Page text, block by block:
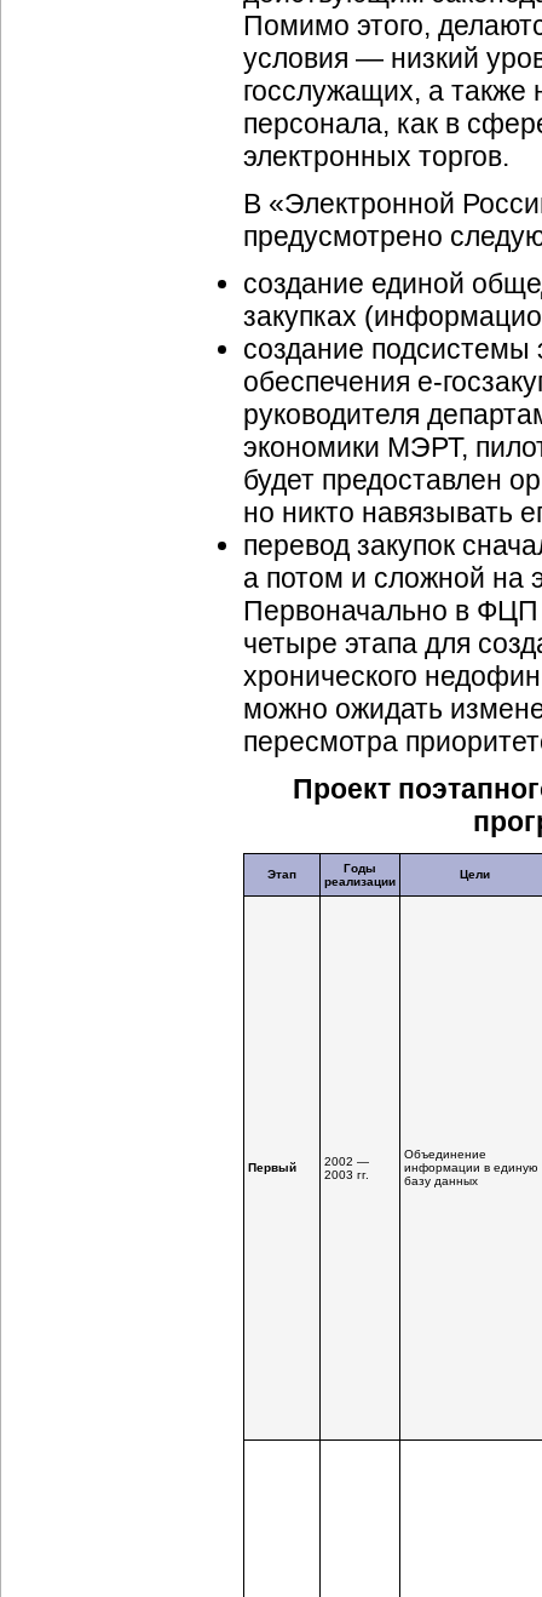
Помимо этого,
условия — низкий
госслужащих, а также
персонала, как в
электронных торгов.
В «Электронной
предусмотрено
создание единой
закупках
создание подсистемы
обеспечения е-
руководителя
экономики МЭРТ,
будет предоставлен
но никто навязывать
перевод закупок
а потом и сложной на
Первоначально в ФЦП
четыре этапа для
хронического
можно ожидать
пересмотра
Проект
Этап
Годы
реализации
Цели
Первый
2002 —
2003 гг.
Объединение
информации в единую
базу данных